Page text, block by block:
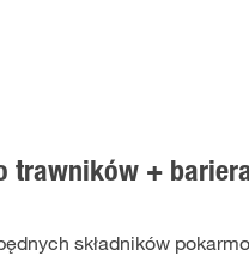
trawników +
składników